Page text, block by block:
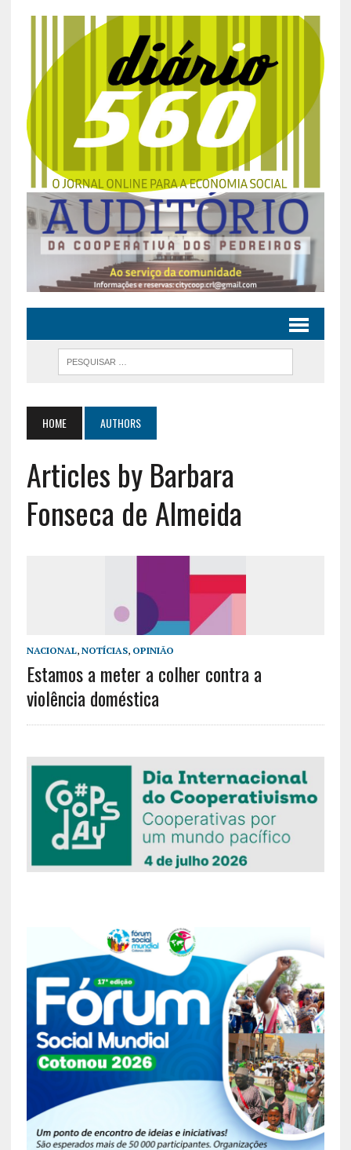
HOME AUTHORS
Articles by Barbara
Fonseca de Almeida
NACIONAL, NOTÍCIAS, OPINIÃO
Estamos a meter a colher contra a
violência doméstica